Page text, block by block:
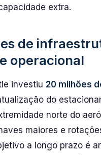
extra.
de
operacional
investiu 20 milhões
do
norte do
maiores e
a longo prazo é